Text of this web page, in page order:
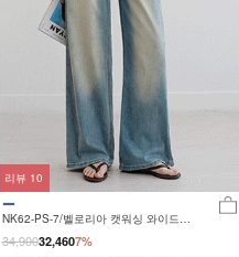
NK62-PS-7/벨로리아 캣워싱 와이드팬
츠_HR
7%
34,90032,460
리뷰 10